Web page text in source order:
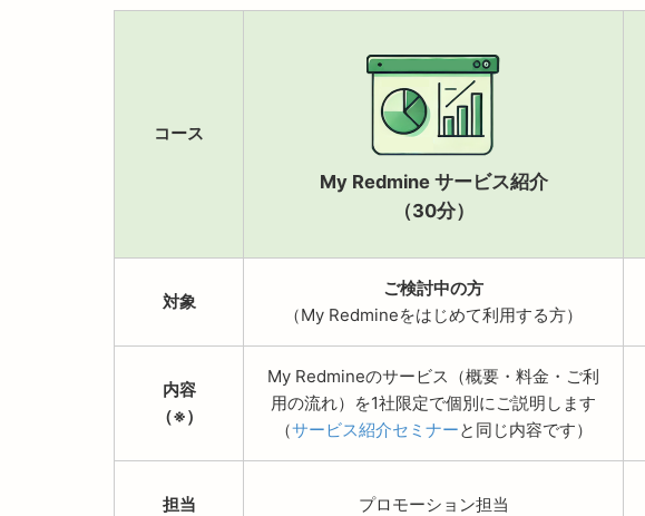
コース
My Redmine サービス紹介
（30分）
対象
ご検討中の方
（My Redmineをはじめて利用する方）
内容
（※）
My Redmineのサービス（概要・料金・ご利
用の流れ）を1社限定で個別にご説明します
（サービス紹介セミナーと同じ内容です）
担当 プロモーション担当